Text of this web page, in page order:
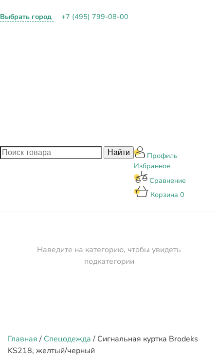
Выбрать город +7 (495) 799-08-00
Профиль
Избранное
Сравнение
Корзина 0
Наведите на категорию, чтобы увидеть
подкатегории
Главная/ Спецодежда/ Сигнальная куртка Brodeks
KS218, желтый/черный